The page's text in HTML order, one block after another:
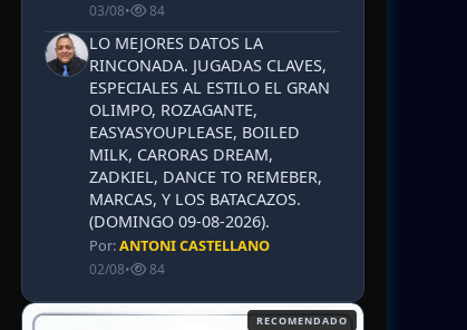
03/08• 84
LO MEJORES DATOS LA
RINCONADA. JUGADAS CLAVES,
ESPECIALES AL ESTILO EL GRAN
OLIMPO, ROZAGANTE,
EASYASYOUPLEASE, BOILED
MILK, CARORAS DREAM,
ZADKIEL, DANCE TO REMEBER,
MARCAS, Y LOS BATACAZOS.
(DOMINGO 09-08-2026).
Por:ANTONI CASTELLANO
02/08• 84
RECOMENDADO